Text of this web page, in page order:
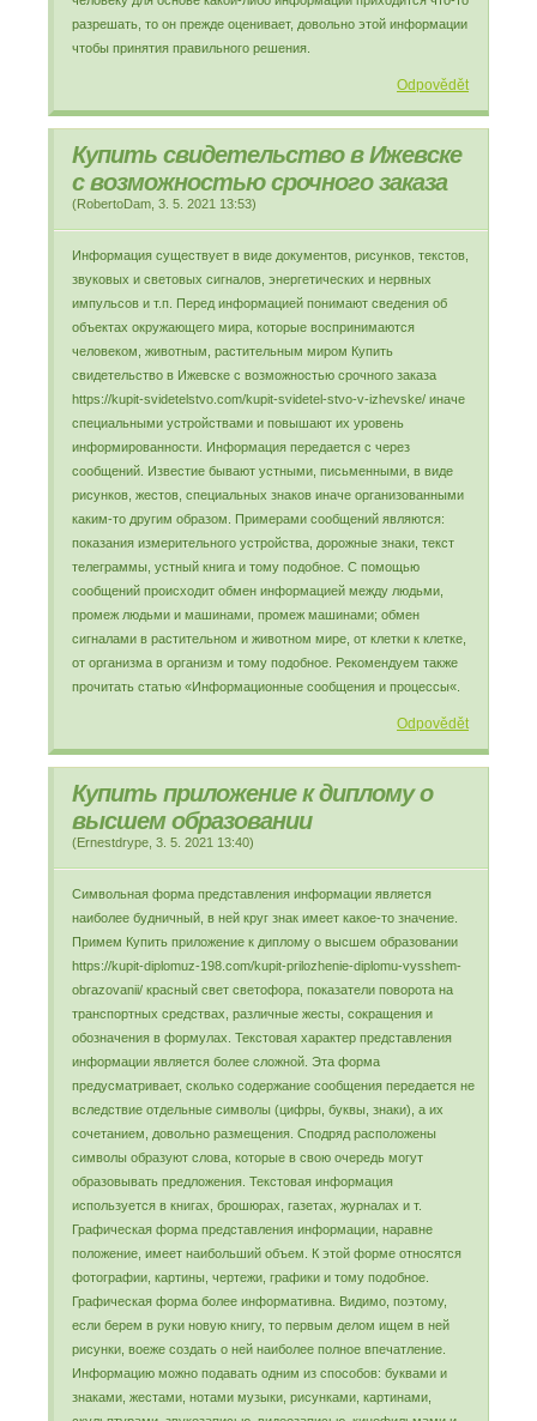
разрешать, то он прежде оценивает, довольно этой информации
чтобы принятия правильного решения.
Odpovědět
Купить свидетельство в Ижевске
с возможностью срочного заказа
(RobertoDam 3. 5. 2021 13:53)
Информация существует в виде документов, рисунков, текстов,
звуковых и световых сигналов, энергетических и нервных
импульсов и т.п. Перед информацией понимают сведения об
объектах окружающего мира, которые воспринимаются
человеком, животным, растительным миром Купить
свидетельство в Ижевске с возможностью срочного заказа
https://kupit-svidetelstvo.com/kupit-svidetel-stvo-v-izhevske/ иначе
специальными устройствами и повышают их уровень
информированности. Информация передается с через
сообщений. Известие бывают устными, письменными, в виде
рисунков, жестов, специальных знаков иначе организованными
каким-то другим образом. Примерами сообщений являются:
показания измерительного устройства, дорожные знаки, текст
телеграммы, устный книга и тому подобное. С помощью
сообщений происходит обмен информацией между людьми,
промеж людьми и машинами, промеж машинами; обмен
сигналами в растительном и животном мире, от клетки к клетке,
от организма в организм и тому подобное. Рекомендуем также
прочитать статью «Информационные сообщения и процессы«.
Odpovědět
Купить приложение к диплому о
высшем образовании
(Ernestdrype 3. 5. 2021 13:40)
Символьная форма представления информации является
наиболее будничный, в ней круг знак имеет какое-то значение.
Примем Купить приложение к диплому о высшем образовании
https://kupit-diplomuz-198.com/kupit-prilozhenie-diplomu-vysshem-
obrazovanii/ красный свет светофора, показатели поворота на
транспортных средствах, различные жесты, сокращения и
обозначения в формулах. Текстовая характер представления
информации является более сложной. Эта форма
предусматривает, сколько содержание сообщения передается не
вследствие отдельные символы (цифры, буквы, знаки), а их
сочетанием, довольно размещения. Сподряд расположены
символы образуют слова, которые в свою очередь могут
образовывать предложения. Текстовая информация
используется в книгах, брошюрах, газетах, журналах и т.
Графическая форма представления информации, наравне
положение, имеет наибольший объем. К этой форме относятся
фотографии, картины, чертежи, графики и тому подобное.
Графическая форма более информативна. Видимо, поэтому,
если берем в руки новую книгу, то первым делом ищем в ней
рисунки, воеже создать о ней наиболее полное впечатление.
Информацию можно подавать одним из способов: буквами и
знаками, жестами, нотами музыки, рисунками, картинами,